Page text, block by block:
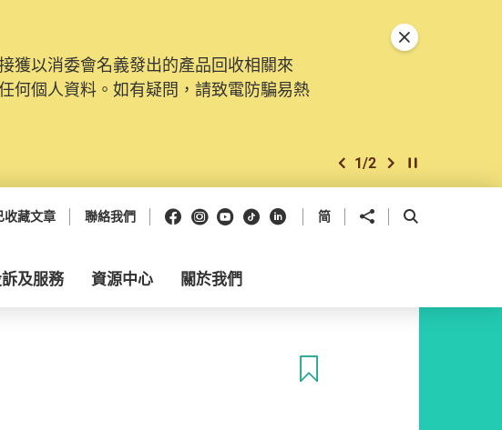
獲以消委會名義發出的產品回收相關來
何個人資料。如有疑問，請致電防騙易熱
上一個
1/2 下一個開始/暫停幻燈
關閉特別通告
收藏文章 聯絡我們 Facebook
Instagram
Youtube
抖音領英 简 分享到 開啟搜尋框
及服務 資源中心 關於我們